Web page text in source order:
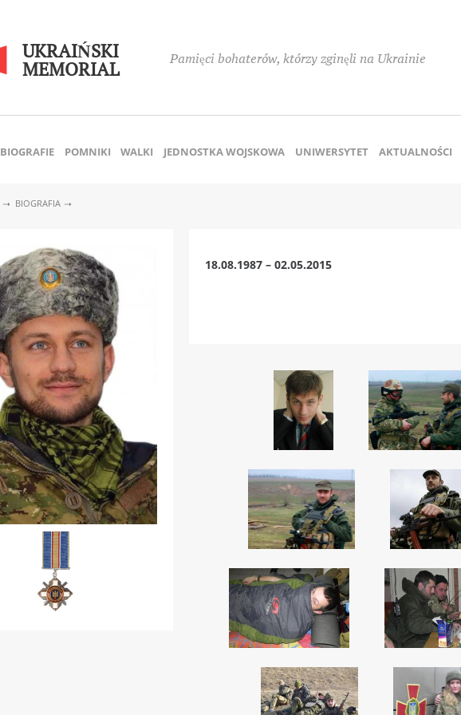
UKRAIŃSKI
MEMORIAL Pamięci bohaterów, którzy zginęli na Ukrainie
BIOGRAFIE POMNIKI WALKI JEDNOSTKA WOJSKOWA UNIWERSYTET AKTUALNOŚCI
BIOGRAFIA
18.08.1987 – 02.05.2015